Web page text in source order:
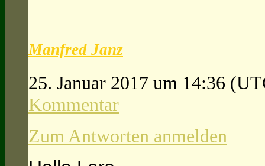
Manfred Janz
25. Januar 2017 um 14:36
Kommentar
Zum Antworten anmelden